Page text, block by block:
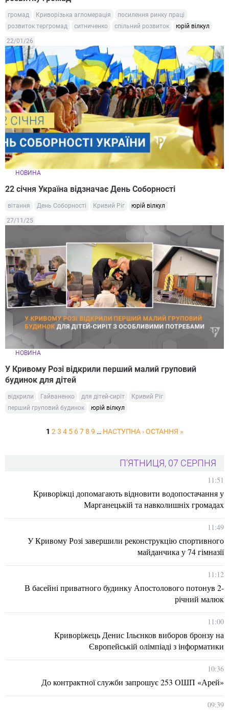
громад Криворізька агломерація
посилення ринку праці
розвиток тергромад
ситниченко спільний розвиток юрій вілкул
22/01/26
НОВИНА
22 січня Україна відзначає День Соборності
вітання День Соборності Кривий Ріг юрій вілкул
27/11/25
НОВИНА
У Кривому Розі відкрили перший малий груповий
будинок для дітей
відкрили Гайваненко для дітей-сиріт
Кривий Ріг
перший груповий будинок
юрій вілкул
1 2 3 4 5 6 7 8 9 … НАСТУПНА › ОСТАННЯ »
П'ЯТНИЦЯ, 07 СЕРПНЯ
11:51
Криворіжці допомагають відновити водопостачання у
Марганецькій та навколишніх громадах
11:49
У Кривому Розі завершили реконструкцію спортивного
майданчика у 74 гімназії
11:12
В басейні приватного будинку Апостолового потонув 2-
річний малюк
11:00
Криворіжець Денис Ільєнков виборов бронзу на
Європейській олімпіаді з інформатики
10:36
До контрактної служби запрошує 253 ОШП «Арей»
09:39